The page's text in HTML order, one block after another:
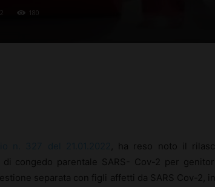
180
, ha reso noto il
congedo parentale SARS- Cov-2 per
separata con figli affetti da SARS Cov-2,